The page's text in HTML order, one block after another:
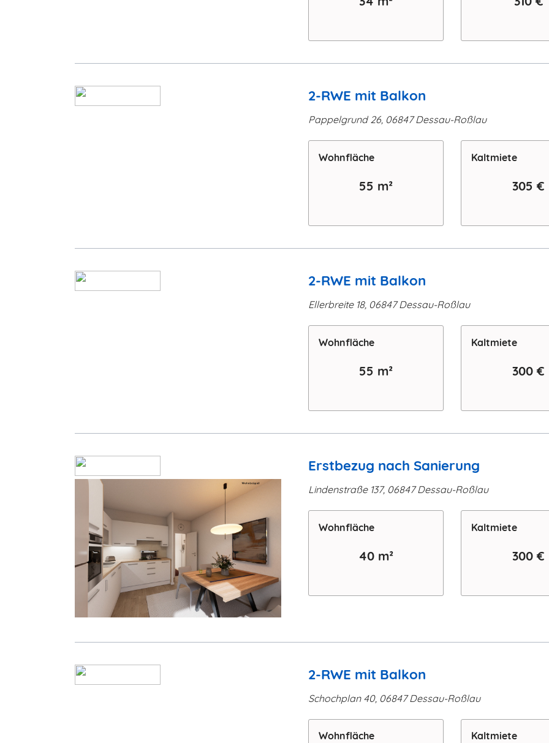
2-RWE mit Balkon
Pappelgrund 26, 06847 Dessau-Roßlau
Wohn­fläche
55 m²
Kaltmiete
305 €
2-RWE mit Balkon
Ellerbreite 18, 06847 Dessau-Roßlau
Wohn­fläche
55 m²
Kaltmiete
300 €
Erstbezug nach Sanierung
Lindenstraße 137, 06847 Dessau-Roßlau
Wohn­fläche
40 m²
Kaltmiete
300 €
2-RWE mit Balkon
Schochplan 40, 06847 Dessau-Roßlau
Wohn­fläche Kaltmiete